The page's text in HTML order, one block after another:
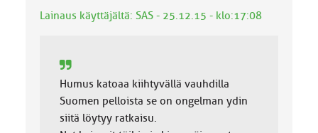
:
Lainaus käyttäjältä: SAS - 25.12.15 - klo:17:08
Humus katoaa kiihtyvällä vauhdilla
Suomen pelloista se on ongelman ydin
siitä löytyy ratkaisu.